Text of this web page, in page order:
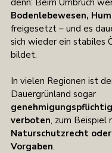
Bodenlebewesen,
freigesetzt – und es
sich wieder ein stabiles
bildet.
In vielen Regionen ist
Dauergrünland sogar
verboten, zum Beispiel
Naturschutzrecht oder
Vorgaben.